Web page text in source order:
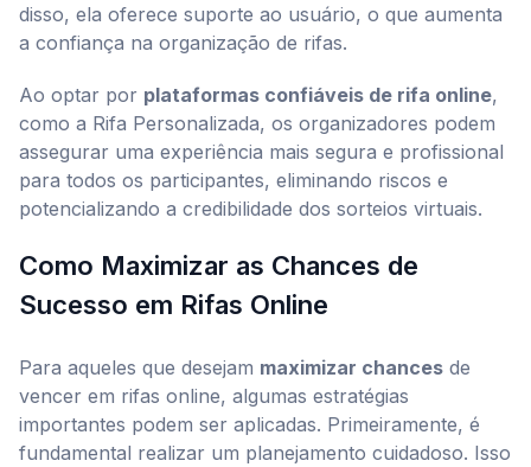
disso, ela oferece suporte ao usuário, o que aumenta
a confiança na organização de rifas.
Ao optar por plataformas confiáveis de rifa online,
como a Rifa Personalizada, os organizadores podem
assegurar uma experiência mais segura e profissional
para todos os participantes, eliminando riscos e
potencializando a credibilidade dos sorteios virtuais.
Como Maximizar as Chances de
Sucesso em Rifas Online
Para aqueles que desejam maximizar chances de
vencer em rifas online, algumas estratégias
importantes podem ser aplicadas. Primeiramente, é
fundamental realizar um planejamento cuidadoso. Isso